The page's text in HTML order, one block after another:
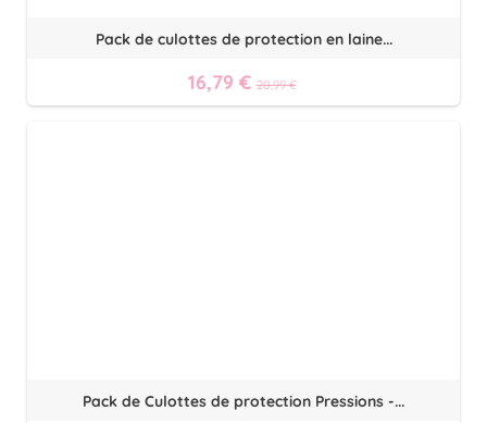
Pack de culottes de protection en laine...
16,79 €20,99 €
Pack de Culottes de protection Pressions -...